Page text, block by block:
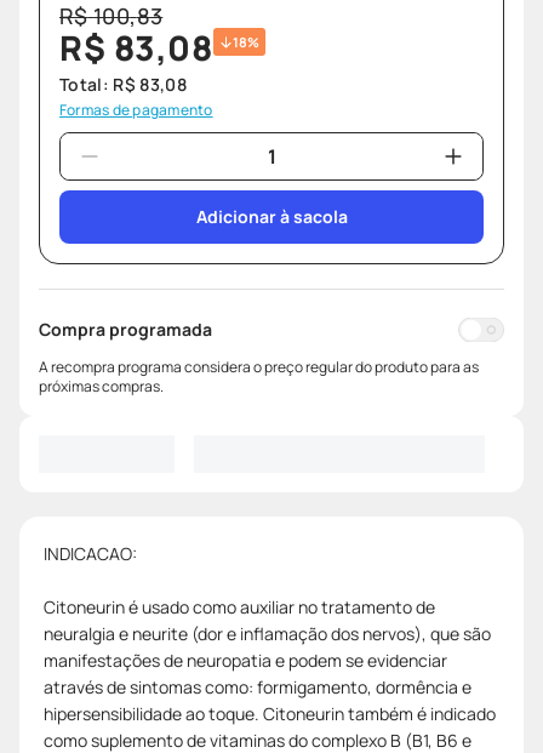
R$100,83
R$ 83,08 18%
Total: R$ 83,08
Formas de pagamento
Adicionar à sacola
Compra programada
A recompra programa considera o preço regular do produto para as
próximas compras.
INDICACAO:
Citoneurin é usado como auxiliar no tratamento de
neuralgia e neurite (dor e inflamação dos nervos), que são
manifestações de neuropatia e podem se evidenciar
através de sintomas como: formigamento, dormência e
hipersensibilidade ao toque. Citoneurin também é indicado
como suplemento de vitaminas do complexo B (B1, B6 e